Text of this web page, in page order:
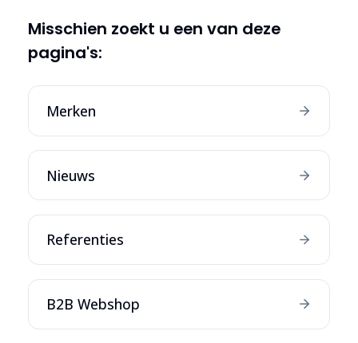
Misschien zoekt u een van deze
pagina's:
Merken
Nieuws
Referenties
B2B Webshop